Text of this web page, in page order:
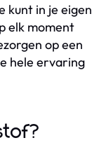
kunt in je eigen
elk moment
op een
hele ervaring